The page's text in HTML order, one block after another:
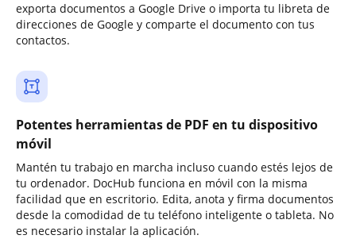
exporta documentos a Google Drive o importa tu libreta de
direcciones de Google y comparte el documento con tus
contactos.
Potentes herramientas de PDF en tu dispositivo
móvil
Mantén tu trabajo en marcha incluso cuando estés lejos de
tu ordenador. DocHub funciona en móvil con la misma
facilidad que en escritorio. Edita, anota y firma documentos
desde la comodidad de tu teléfono inteligente o tableta. No
es necesario instalar la aplicación.